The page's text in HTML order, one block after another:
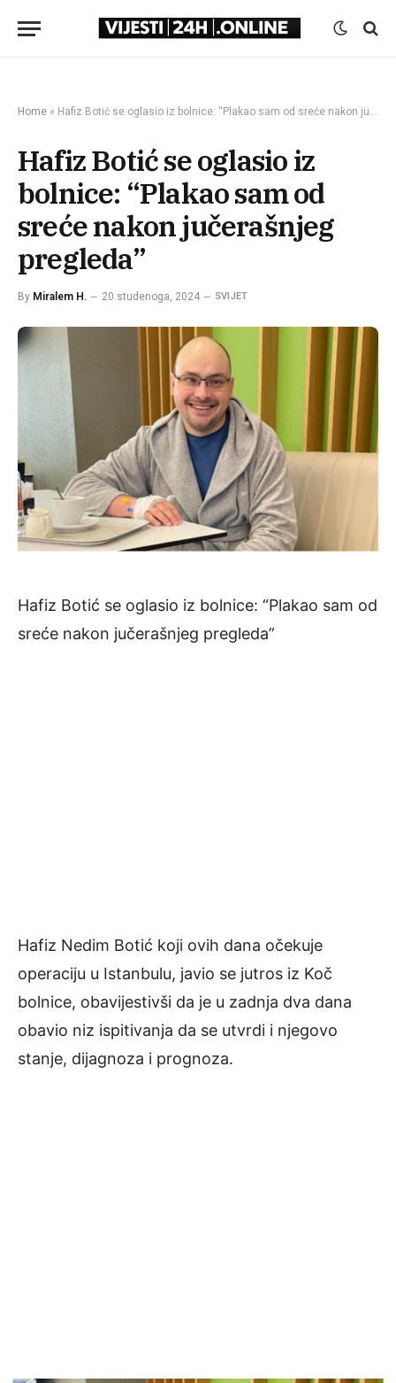
Home » Hafiz Botić se oglasio iz bolnice: “Plakao sam od sreće nakon jučerašnjeg pregleda”
Hafiz Botić se oglasio iz
bolnice: “Plakao sam od
sreće nakon jučerašnjeg
pregleda”
By Miralem H. 20 studenoga, 2024 SVIJET
Hafiz Botić se oglasio iz bolnice: “Plakao sam od
sreće nakon jučerašnjeg pregleda”
Hafiz Nedim Botić koji ovih dana očekuje
operaciju u Istanbulu, javio se jutros iz Koč
bolnice, obavijestivši da je u zadnja dva dana
obavio niz ispitivanja da se utvrdi i njegovo
stanje, dijagnoza i prognoza.